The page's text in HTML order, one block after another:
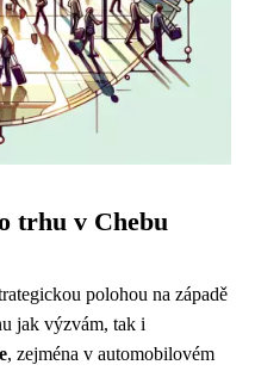
trhu v Chebu
polohou na západě
jak výzvám, tak i
, zejména v automobilovém